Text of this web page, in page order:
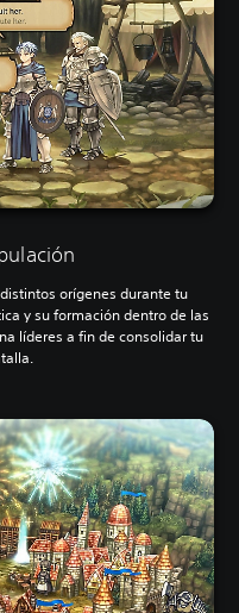
orígenes durante tu
y su formación dentro de las
líderes a fin de consolidar tu